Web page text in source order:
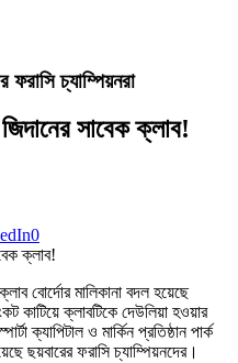
ফরাসি চ্যাম্পিয়নরা
সাবেক ক্লাব!
0
বোর্দোর মালিকানা বদল হয়েছে
কাটিয়ে ক্লাবটিকে দেউলিয়া হওয়ার
ক্যাপিটাল ও মার্কিন প্রতিষ্ঠান পার্ক
ছয়বারের ফরাসি চ্যাম্পিয়নদের।